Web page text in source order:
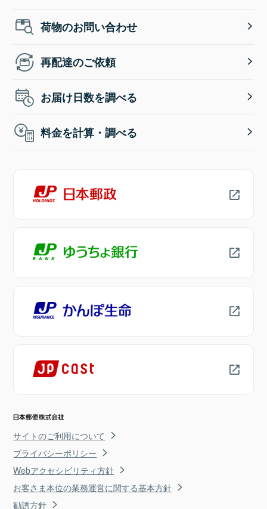
荷物のお問い合わせ
再配達のご依頼
お届け日数を調べる
料金を計算・調べる
サイトのご利用について
プライバシーポリシー
Webアクセシビリティ方針
お客さま本位の業務運営に関する基本方針
勧誘方針